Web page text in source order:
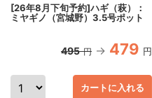
[26年8月下旬予約]ハギ（萩）：
ミヤギノ（宮城野）3.5号ポット
495 円 479 円
カートに入れる